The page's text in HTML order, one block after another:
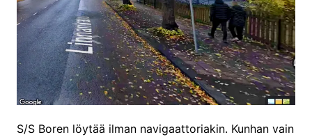
S/S Boren löytää ilman navigaattoriakin. Kunhan vain